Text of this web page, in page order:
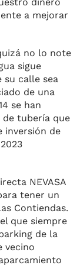
a mejorar
no lo note
sigue
su calle sea
de una
se han
tubería que
inversión de
NEVASA
tener un
Contiendas.
que siempre
de la
vecino